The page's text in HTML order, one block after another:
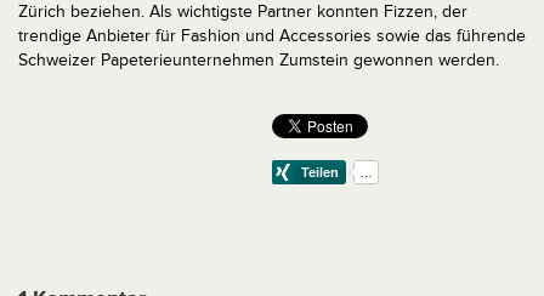
Zürich beziehen. Als wichtigste Partner konnten Fizzen, der
trendige Anbieter für Fashion und Accessories sowie das führende
Schweizer Papeterieunternehmen Zumstein gewonnen werden.